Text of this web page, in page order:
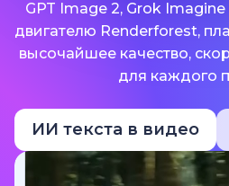
GPT Image 2, Grok
двигателю Renderforest,
высочайшее качество,
для каждого
ИИ текста в видео